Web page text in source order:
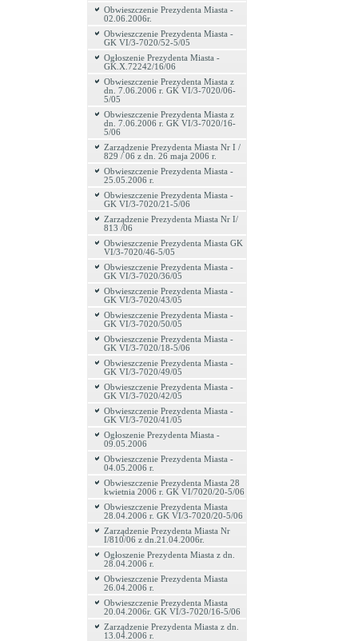
Obwieszczenie Prezydenta Miasta -
02.06.2006r.
Obwieszczenie Prezydenta Miasta -
GK VI/3-7020/52-5/05
Ogłoszenie Prezydenta Miasta -
GK.X.72242/16/06
Obwieszczenie Prezydenta Miasta z
dn. 7.06.2006 r. GK VI/3-7020/06-
5/05
Obwieszczenie Prezydenta Miasta z
dn. 7.06.2006 r. GK VI/3-7020/16-
5/06
Zarządzenie Prezydenta Miasta Nr I /
829 / 06 z dn. 26 maja 2006 r.
Obwieszczenie Prezydenta Miasta -
25.05.2006 r.
Obwieszczenie Prezydenta Miasta -
GK VI/3-7020/21-5/06
Zarządzenie Prezydenta Miasta Nr I/
813 /06
Obwieszczenie Prezydenta Miasta GK
VI/3-7020/46-5/05
Obwieszczenie Prezydenta Miasta -
GK VI/3-7020/36/05
Obwieszczenie Prezydenta Miasta -
GK VI/3-7020/43/05
Obwieszczenie Prezydenta Miasta -
GK VI/3-7020/50/05
Obwieszczenie Prezydenta Miasta -
GK VI/3-7020/18-5/06
Obwieszczenie Prezydenta Miasta -
GK VI/3-7020/49/05
Obwieszczenie Prezydenta Miasta -
GK VI/3-7020/42/05
Obwieszczenie Prezydenta Miasta -
GK VI/3-7020/41/05
Ogłoszenie Prezydenta Miasta -
09.05.2006
Obwieszczenie Prezydenta Miasta -
04.05.2006 r.
Obwieszczenie Prezydenta Miasta 28
kwietnia 2006 r. GK VI/7020/20-5/06
Obwieszczenie Prezydenta Miasta
28.04.2006 r. GK VI/3-7020/20-5/06
Zarządzenie Prezydenta Miasta Nr
I/810/06 z dn.21.04.2006r.
Ogłoszenie Prezydenta Miasta z dn.
28.04.2006 r.
Obwieszczenie Prezydenta Miasta
26.04.2006 r.
Obwieszczenie Prezydenta Miasta
20.04.2006r. GK VI/3-7020/16-5/06
Zarządzenie Prezydenta Miasta z dn.
13.04.2006 r.